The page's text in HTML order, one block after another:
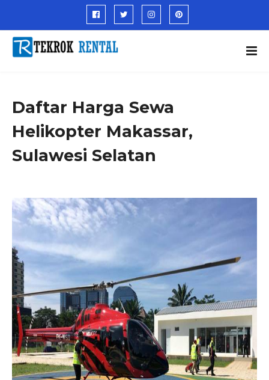
Daftar Harga Sewa
Helikopter Makassar,
Sulawesi Selatan